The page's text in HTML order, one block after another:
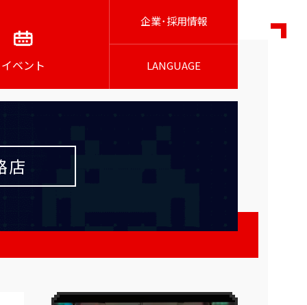
イベント
企業･採用情報
LANGUAGE
店